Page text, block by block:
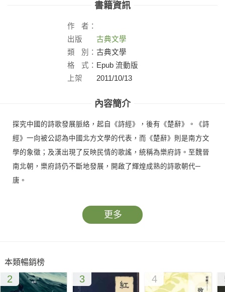
書籍資訊
作
者：
出版
社：
古典文學
類
別： 古典文學
格
式： Epub 流動版
上架
2011/10/13
內容簡介
探究中國的詩歌發展脈絡，起自《詩經》，後有《楚辭》。《詩
經》一向被公認為中國北方文學的代表，而《楚辭》則是南方文
學的象徵；及漢出現了反映民情的歌謠，統稱為樂府詩。至魏晉
南北朝，樂府詩仍不斷地發展，開啟了輝煌成熟的詩歌朝代─
唐。
更多
本類暢銷榜
2 3 4